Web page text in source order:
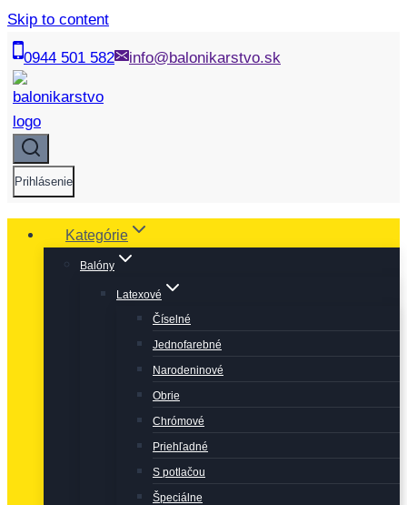
Skip to content
0944 501 582 info@balonikarstvo.sk
Prihlásenie
Kategórie
Balóny
Latexové
Číselné
Jednofarebné
Narodeninové
Obrie
Chrómové
Priehľadné
S potlačou
Špeciálne